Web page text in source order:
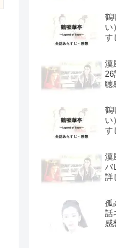
鶴
い
す
漠
26
聴
鶴
い
す
漠
バ
詳
孤
話
感